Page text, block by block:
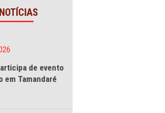
04/08/2026